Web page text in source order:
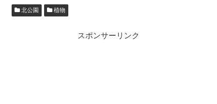
北公園 植物
スポンサーリンク